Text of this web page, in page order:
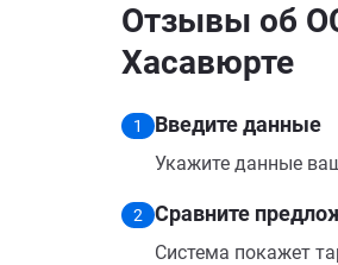
Отзывы об
Хасавюрте
1 Введите данные
Укажите данные
2 Сравните
Система покажет